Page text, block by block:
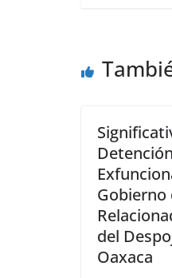
Gobierno
del
Oaxaca